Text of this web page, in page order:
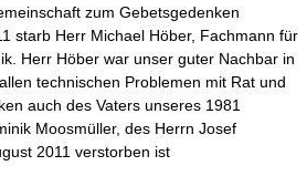
zum Gebetsgedenken
starb Herr Michael Höber, Fachmann für
Herr Höber war unser guter Nachbar in
technischen Problemen mit Rat und
auch des Vaters unseres 1981
Moosmüller, des Herrn Josef
2011 verstorben ist